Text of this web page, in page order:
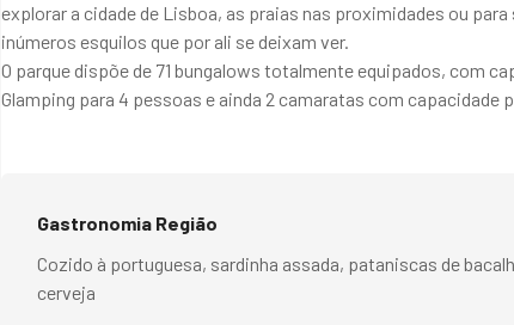
explorar a cidade de Lisboa, as praias nas proximidades ou
inúmeros esquilos que por ali se deixam ver.
O parque dispõe de 71 bungalows totalmente equipados, com
Glamping para 4 pessoas e ainda 2 camaratas com capacidade
Gastronomia Região
Cozido à portuguesa, sardinha assada, pataniscas de
cerveja